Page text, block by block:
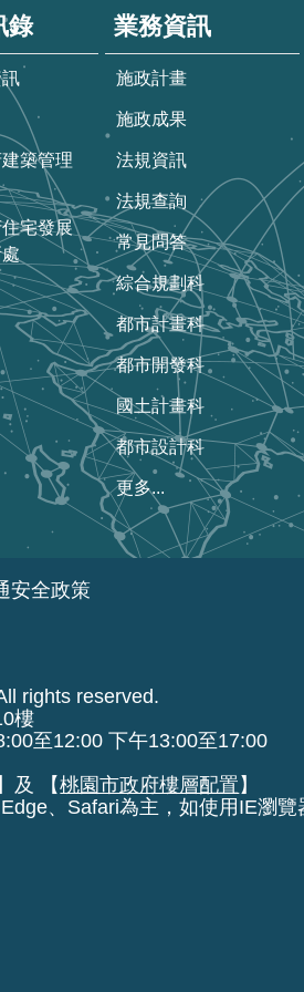
錄
築管理
宅發展
業務資訊
施政計畫
施政成果
法規資訊
法規查詢
常見問答
綜合規劃科
都市計畫科
都市開發科
國土計畫科
都市設計科
更多...
安全政策
rights reserved.
樓
至12:00 下午13:00至17:00
及 【桃園市政府樓層配置 】
、Safari為主，如使用IE瀏